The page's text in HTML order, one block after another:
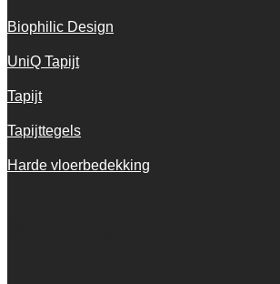
Biophilic Design
UniQ Tapijt
Tapijt
Tapijttegels
Harde vloerbedekking